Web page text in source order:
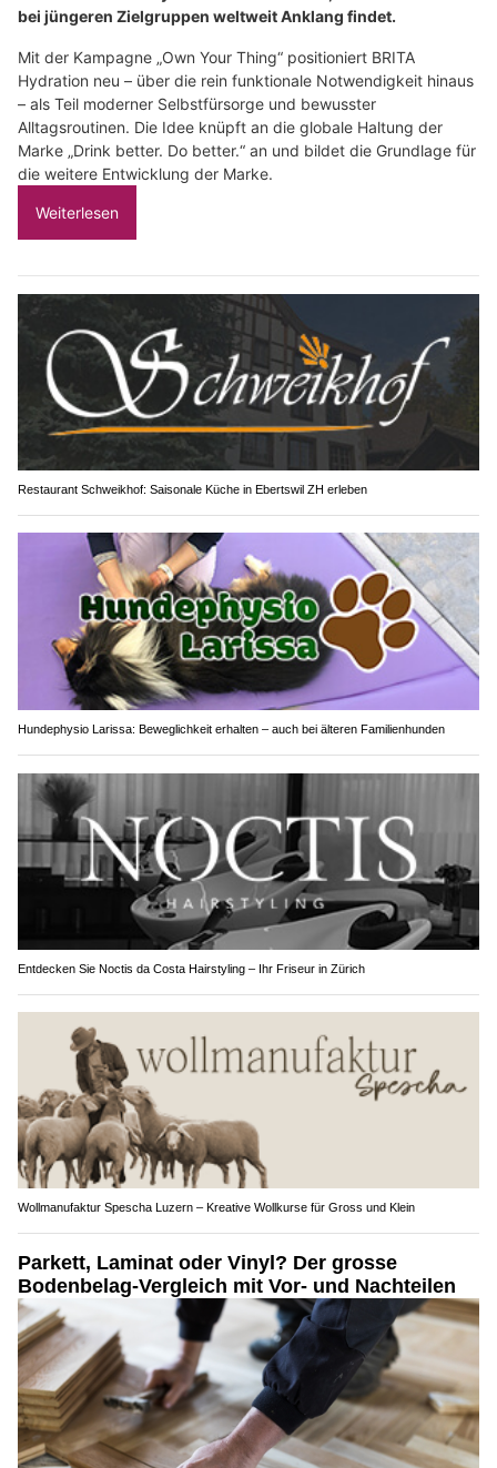
bei jüngeren Zielgruppen weltweit Anklang findet.
Mit der Kampagne „Own Your Thing“ positioniert BRITA
Hydration neu – über die rein funktionale Notwendigkeit hinaus
– als Teil moderner Selbstfürsorge und bewusster
Alltagsroutinen. Die Idee knüpft an die globale Haltung der
Marke „Drink better. Do better.“ an und bildet die Grundlage für
die weitere Entwicklung der Marke.
Weiterlesen
Restaurant Schweikhof: Saisonale Küche in Ebertswil ZH erleben
Hundephysio Larissa: Beweglichkeit erhalten – auch bei älteren Familienhunden
Entdecken Sie Noctis da Costa Hairstyling – Ihr Friseur in Zürich
Wollmanufaktur Spescha Luzern – Kreative Wollkurse für Gross und Klein
Parkett, Laminat oder Vinyl? Der grosse
Bodenbelag-Vergleich mit Vor- und Nachteilen